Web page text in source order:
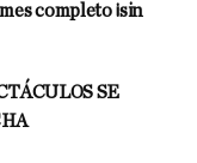
completo ¡sin
SE